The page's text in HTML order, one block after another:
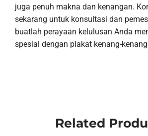
juga penuh makna dan kenangan.
sekarang untuk konsultasi dan
buatlah perayaan kelulusan Anda
spesial dengan plakat kenang-
Related